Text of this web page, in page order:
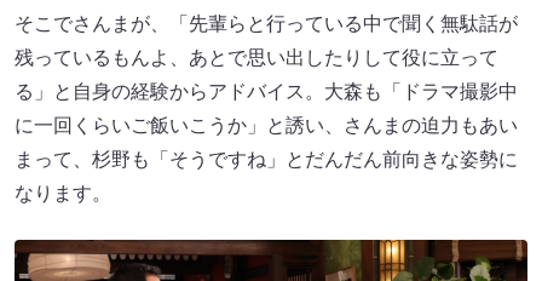
そこでさんまが、「先輩らと行っている中で聞く無駄話が
残っているもんよ、あとで思い出したりして役に立って
る」と自身の経験からアドバイス。大森も「ドラマ撮影中
に一回くらいご飯いこうか」と誘い、さんまの迫力もあい
まって、杉野も「そうですね」とだんだん前向きな姿勢に
なります。